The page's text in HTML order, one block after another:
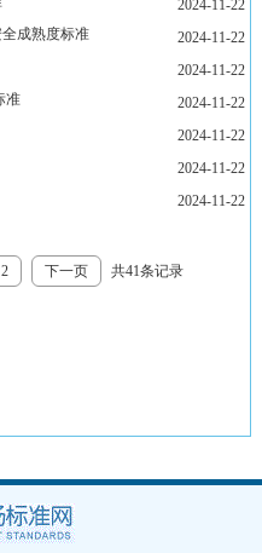
2 下一页 共41条记录